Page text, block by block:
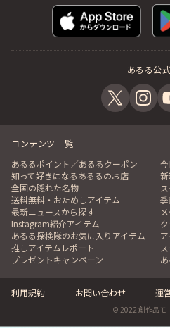
あるる公
コンテンツ一覧
あるるポイント／あるるクーポン
知って好きになるあるるのお店
全国の隠れた名物
送料無料・おためしアイテム
最新ニュースから探す
Instagram紹介アイテム
あるる探検隊のお気に入りアイテム
推しアイテムレポート
プレゼントキャンペーン
利用規約 お問い合わせ 運
© 2022 創作品モ